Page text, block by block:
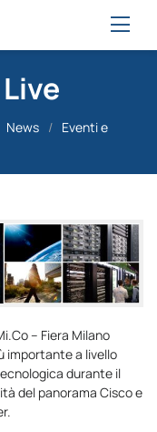
News / Eventi e
– Fiera Milano
importante a livello
durante il
del panorama Cisco e